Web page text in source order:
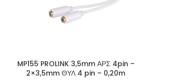
MP155 PROLINK 3,5mm ΑΡΣ 4pin –
2×3,5mm ΘΥΛ 4 pin – 0,20m